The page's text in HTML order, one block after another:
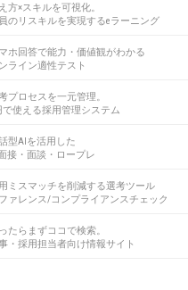
方×スキルを可視化。
のリスキルを実現するeラーニング
ホ回答で能力・価値観がわかる
ライン適性テスト
プロセスを一元管理。
で使える採用管理システム
型AIを活用した
接・面談・ロープレ
ミスマッチを削減する選考ツール
ァレンス/コンプライアンスチェック
たらまずココで検索。
・採用担当者向け情報サイト